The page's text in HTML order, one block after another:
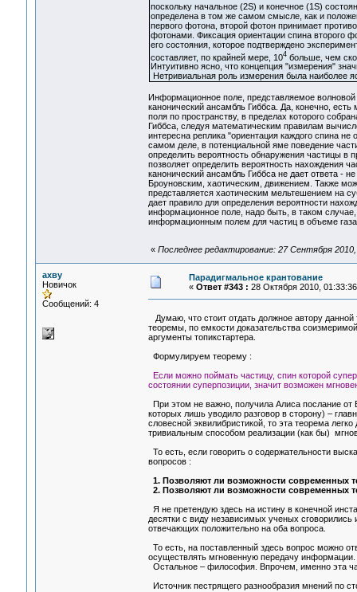
поскольку начальное (2S) и конечное (1S)
определена в том же самом смысле, как и
первого фотона, второй фотон принимает
фотонами. Фиксация ориентации спина второго
его состояния, которое подтверждено
составляет, по крайней мере, 104больше, чем
Интуитивно ясно, что концепция "измерения"
Нетривиальная роль измерения была наиболее
Информационное поле, представляемое
канонический ансамбль Гиббса. Да, конечно,
поля по пространству, в пределах которого
Гиббса, следуя математическим правилам
интересна реплика "ориентация каждого спина
самом деле, в потенциальной яме поведение
определить вероятность обнаружения частицы в
позволяет определить вероятность нахождения
канонический ансамбль Гиббса не дает ответа -
Броуновским, хаотическим, движением. Также
представляется хаотическим мельтешением на
дает правило для определения вероятности
информационное поле, надо быть, в таком
информационным полем для частиц в объеме
« Последнее редактирование: 27 Сентября
ахву
Новичок
Сообщений: 4
Парадигмальное крантование
« Ответ #343 : 28 Октября 2010,
Думаю, что стоит отдать должное автору данной
теоремы, по емкости доказательства
аргументы топикстартера.
Формулируем теорему :
Если можно поймать частицу, спин которой
состоянии суперпозиции, значит возможен
При этом не важно, получила Алиса послание от
которых лишь уводило разговор в сторону) –
словесной эквилибристикой, то эта теорема
тривиальным способом реализации (как бы)
То есть, если говорить о содержательности
вопросов :
1. Позволяют ли возможности современных
2. Позволяют ли возможности современных
Я не претендую здесь на истину в конечной
десятки с виду независимых ученых
отвечающих положительно на оба вопроса.
То есть, на поставленный здесь вопрос можно
осуществлять мгновенную передачу информации.
Остальное – философия. Впрочем, именно эта
Источник пестрящего разнообразия мнений по